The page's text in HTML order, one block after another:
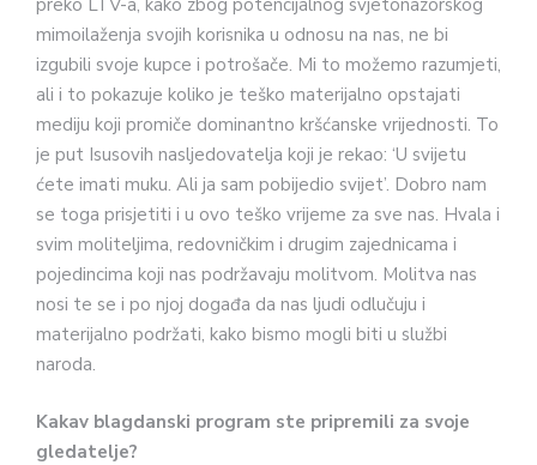
preko LTV-a, kako zbog potencijalnog svjetonazorskog
mimoilaženja svojih korisnika u odnosu na nas, ne bi
izgubili svoje kupce i potrošače. Mi to možemo razumjeti,
ali i to pokazuje koliko je teško materijalno opstajati
mediju koji promiče dominantno kršćanske vrijednosti. To
je put Isusovih nasljedovatelja koji je rekao: ‘U svijetu
ćete imati muku. Ali ja sam pobijedio svijet’. Dobro nam
se toga prisjetiti i u ovo teško vrijeme za sve nas. Hvala i
svim moliteljima, redovničkim i drugim zajednicama i
pojedincima koji nas podržavaju molitvom. Molitva nas
nosi te se i po njoj događa da nas ljudi odlučuju i
materijalno podržati, kako bismo mogli biti u službi
naroda.
Kakav blagdanski program ste pripremili za svoje
gledatelje?